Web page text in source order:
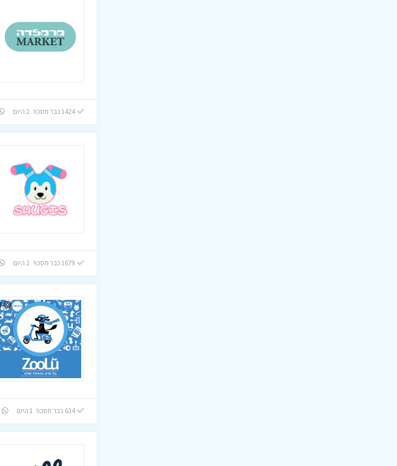
1424 כבר חסכו! 2 היום
634 כבר חסכו! 1 היום